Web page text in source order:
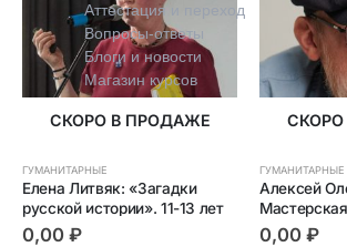
СКОРО В ПРОДАЖЕ
ГУМАНИТАРНЫЕ
Елена Литвяк: «Загадки
русской истории». 11-13 лет
0,00 ₽
ГУМАНИТАРНЫЕ
Алексей
0,00 ₽
Аттестация и переход
Вопросы-ответы
Блоги и новости
Магазин курсов
Контакты